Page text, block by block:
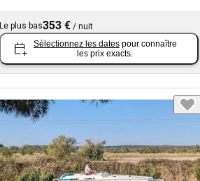
Le plus bas353 € / nuit
Sélectionnez les dates pour connaître
les prix exacts.